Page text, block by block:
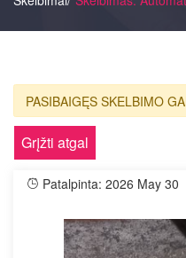
PASIBAIGĘS SKELBIMO
Grįžti atgal
Patalpinta: 2026 May 30